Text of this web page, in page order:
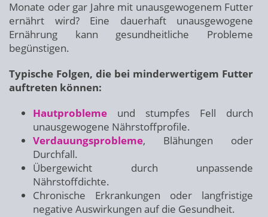
Monate oder gar Jahre mit unausgewogenem Futter
ernährt wird? Eine dauerhaft unausgewogene
Ernährung kann gesundheitliche Probleme
begünstigen.
Typische Folgen, die bei minderwertigem Futter
auftreten können:
Hautprobleme und stumpfes Fell durch
unausgewogene Nährstoffprofile.
Verdauungsprobleme, Blähungen oder
Durchfall.
Übergewicht durch unpassende
Nährstoffdichte.
Chronische Erkrankungen oder langfristige
negative Auswirkungen auf die Gesundheit.